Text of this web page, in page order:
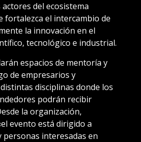
del ecosistema
fortalezca el intercambio de
la innovación en el
tecnológico e industrial.
espacios de mentoría y
de empresarios y
disciplinas donde los
podrán recibir
la organización,
evento está dirigido a
personas interesadas en